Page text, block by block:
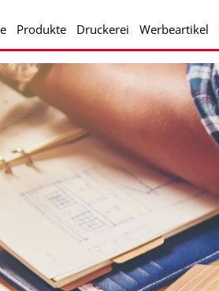
Produkte Druckerei Werbeartikel